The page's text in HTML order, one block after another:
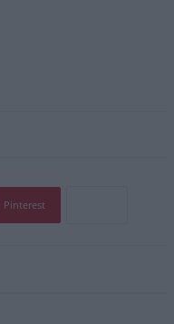
Pinterest